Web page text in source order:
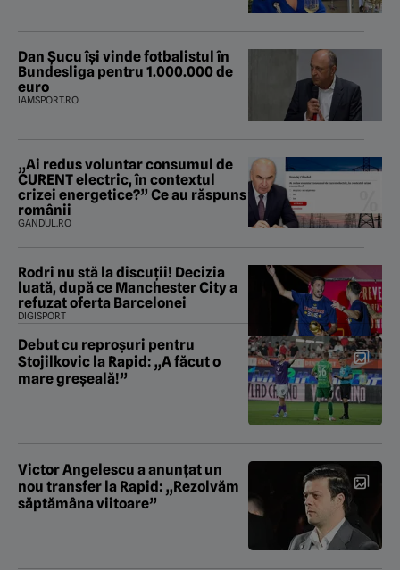
Dan Șucu își vinde fotbalistul în
Bundesliga pentru 1.000.000 de
euro
IAMSPORT.RO
„Ai redus voluntar consumul de
CURENT electric, în contextul
crizei energetice?” Ce au răspuns
românii
GANDUL.RO
Rodri nu stă la discuții! Decizia
luată, după ce Manchester City a
refuzat oferta Barcelonei
DIGISPORT
Debut cu reproșuri pentru
Stojilkovic la Rapid: „A făcut o
mare greșeală!”
Victor Angelescu a anunțat un
nou transfer la Rapid: „Rezolvăm
săptămâna viitoare”